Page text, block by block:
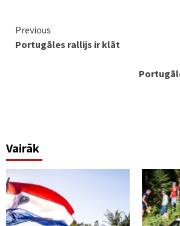
Continue
Reading
Previous
Portugāles rallijs ir klāt
Vairāk